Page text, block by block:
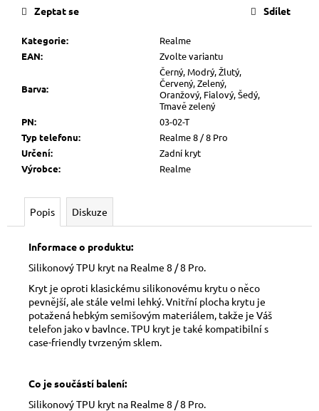
Kategorie:
Realme
EAN: Zvolte variantu
Barva:
Černý, Modrý, Žlutý,
Červený, Zelený,
Oranžový, Fialový, Šedý,
Tmavě zelený
PN:
03-02-T
Typ telefonu:
Realme 8 / 8 Pro
Určení:
Zadní kryt
Výrobce: Realme
Zeptat se Sdílet
Popis Diskuze
Informace o produktu:
Silikonový TPU kryt na Realme 8 / 8 Pro.
Kryt je oproti klasickému silikonovému krytu o něco
pevnější, ale stále velmi lehký. Vnitřní plocha krytu je
potažená hebkým semišovým materiálem, takže je Váš
telefon jako v bavlnce. TPU kryt je také kompatibilní s
case-friendly tvrzeným sklem.
Co je součástí balení:
Silikonový TPU kryt na Realme 8 / 8 Pro.